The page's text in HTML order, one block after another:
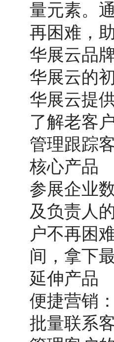
量元素。
再困难，
华展云品
华展云的
华展云提
了解老客
管理跟踪客
核心产品
参展企业
及负责人
户不再困
间，拿下
延伸产品
便捷营销：
批量联系